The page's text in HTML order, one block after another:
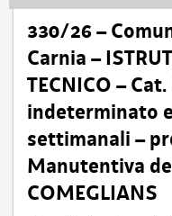
330/26 –
Carnia –
TECNICO –
indeterminato
settimanali –
Manutentiva
COMEGLIANS